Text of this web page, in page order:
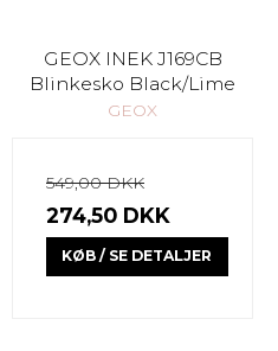
GEOX INEK J169CB
Blinkesko Black/Lime
GEOX
549,00 DKK
274,50 DKK
KØB / SE DETALJER